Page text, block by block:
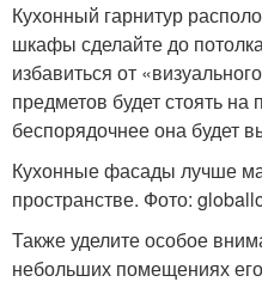
Кухонный гарнитур
шкафы сделайте до
избавиться от
предметов будет стоять на
беспорядочнее она будет
Кухонные фасады лучше
пространстве. Фото:
Также уделите особое
небольших помещениях